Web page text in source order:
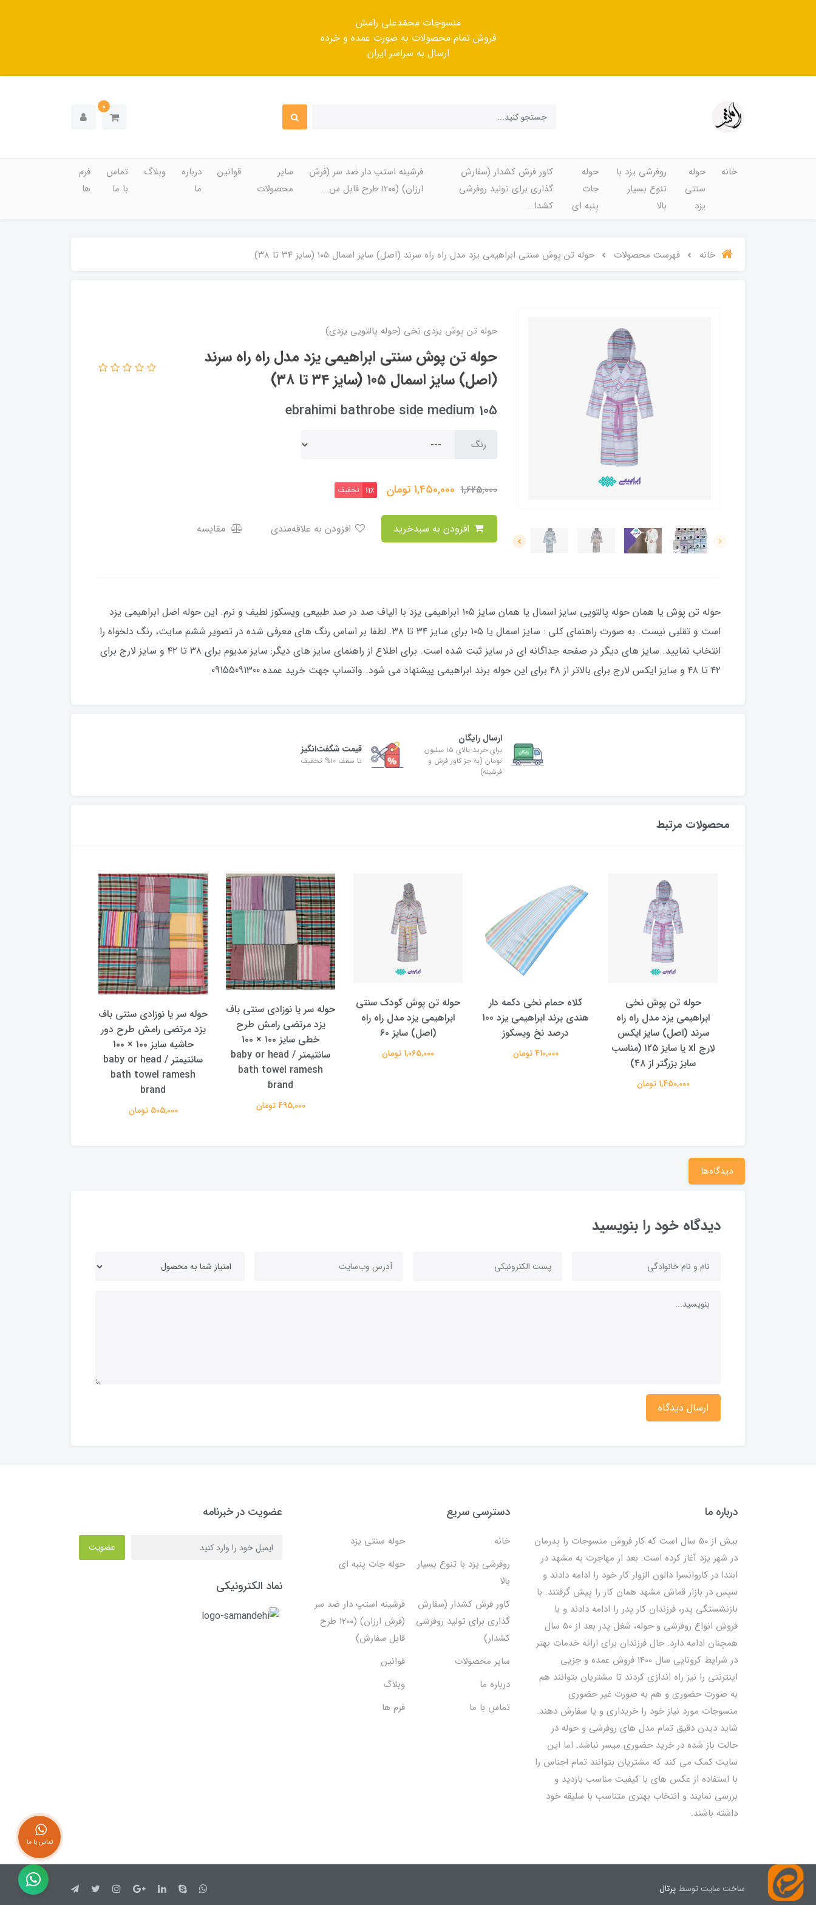
منسوجات محمّدعلی رامش
فروش تمام محصولات به صورت عمده و خرده
ارسال به سراسر ایران
0
خانه
حوله
سنتی
یزد
روفرشی یزد با
تنوع بسیار
بالا
حوله
جات
پنبه ای
کاور فرش کشدار (سفارش
گذاری برای تولید روفرشی
کشدا...
فرشینه استپ دار ضد سر (فرش
ارزان) (۱۲۰۰ طرح قابل س...
سایر
محصولات
قوانین
درباره
ما
وبلاگ
تماس
با ما
فرم
ها
خانه فهرست محصولات حوله تن پوش سنتی ابراهیمی یزد مدل راه راه سرند (اصل) سایز اسمال ۱۰۵ (سایز ۳۴ تا ۳۸)
حوله تن پوش یزدی نخی (حوله پالتویی یزدی)
حوله تن پوش سنتی ابراهیمی یزد مدل راه راه سرند
(اصل) سایز اسمال ۱۰۵ (سایز ۳۴ تا ۳۸)
ebrahimi bathrobe side medium 105
رنگ
1,625,000
1,450,000تومان 11٪ تخفیف
مقایسه
حوله تن پوش یا همان حوله پالتویی سایز اسمال یا همان سایز ۱۰۵ ابراهیمی یزد با الیاف صد در صد طبیعی ویسکوز لطیف و نرم. این حوله اصل ابراهیمی یزد
است و تقلبی نیست. به صورت راهنمای کلی : سایز اسمال یا ۱۰۵ برای سایز ۳۴ تا ۳۸. لطفا بر اساس رنگ های معرفی شده در تصویر ششم سایت، رنگ دلخواه را
انتخاب نمایید. سایز های دیگر در صفحه جداگانه ای در سایز ثبت شده است. برای اطلاع از راهنمای سایز های دیگر: سایز مدیوم برای ۳۸ تا ۴۲ و سایز لارج برای
۴۲ تا ۴۸ و سایز ایکس لارج برای بالاتر از ۴۸ برای این حوله برند ابراهیمی پیشنهاد می شود. واتساپ جهت خرید عمده 09155091300
ارسال رایگان
برای خرید بالای ۱۵ میلیون
تومان (به جز کاور فرش و
فرشینه)
قیمت شگفت‌انگیز
تا سقف ۱۰% تخفیف
محصولات مرتبط
حوله تن پوش نخی
ابراهیمی یزد مدل راه راه
سرند (اصل) سایز ایکس
لارج xl یا سایز ۱۲۵ (مناسب
سایز بزرگتر از ۴۸)
1,450,000 تومان
کلاه حمام نخی دکمه دار
هندی برند ابراهیمی یزد 100
درصد نخ ویسکوز
410,000 تومان
حوله تن پوش کودک سنتی
ابراهیمی یزد مدل راه راه
(اصل) سایز ۶۰
1,065,000 تومان
حوله سر یا نوزادی سنتی باف
یزد مرتضی رامش طرح
خطی سایز ۱۰۰ × 1۰۰
سانتیمتر / baby or head
bath towel ramesh
brand
495,000 تومان
حوله سر یا نوزادی سنتی باف
یزد مرتضی رامش طرح دور
حاشیه سایز ۱۰۰ × 1۰۰
سانتیمتر / baby or head
bath towel ramesh
brand
505,000 تومان
دیدگاه‌ها
دیدگاه خود را بنویسید
ارسال دیدگاه
درباره ما
بیش از 50 سال است که کار فروش منسوجات را پدرمان
در شهر یزد آغاز کرده است. بعد از مهاجرت به مشهد در
ابتدا در کاروانسرا دالون الزوار کار خود را ادامه دادند و
سپس در بازار قماش مشهد همان کار را پیش گرفتند. با
بازنشستگی پدر، فرزندان کار پدر را ادامه دادند و با
فروش انواع روفرشی و حوله، شغل پدر بعد از 50 سال
همچنان ادامه دارد. حال فرزندان برای ارائه خدمات بهتر
در شرایط کرونایی سال 1400 فروش عمده و جزیی
اینترنتی را نیز راه اندازی کردند تا مشتریان بتوانند هم
به صورت حضوری و هم به صورت غیر حضوری
منسوجات مورد نیاز خود را خریداری و یا سفارش دهند.
شاید دیدن دقیق تمام مدل های روفرشی و حوله در
حالت باز شده در خرید حضوری میسر نباشد. اما این
سایت کمک می کند که مشتریان بتوانند تمام اجناس را
با استفاده از عکس های با کیفیت مناسب بازدید و
بررسی نمایند و انتخاب بهتری متناسب با سلیقه خود
داشته باشند.
دسترسی سریع
خانه
حوله سنتی یزد
روفرشی یزد با تنوع بسیار
بالا
حوله جات پنبه ای
کاور فرش کشدار (سفارش
گذاری برای تولید روفرشی
کشدار)
فرشینه استپ دار ضد سر
(فرش ارزان) (۱۲۰۰ طرح
قابل سفارش)
سایر محصولات
قوانین
درباره ما
وبلاگ
تماس با ما
فرم ها
عضویت در خبرنامه
عضویت
نماد الکترونیکی
ساخت سایت توسط پرتال
تماس با ما